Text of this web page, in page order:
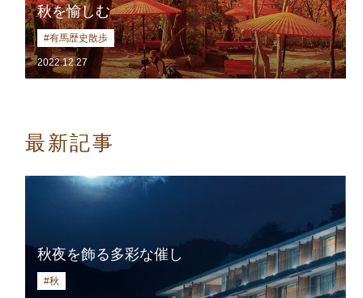
秋を愉しむ
#有馬歴史散歩
2022.12.27
最新記事
秋夜を飾る多彩な催し
#秋